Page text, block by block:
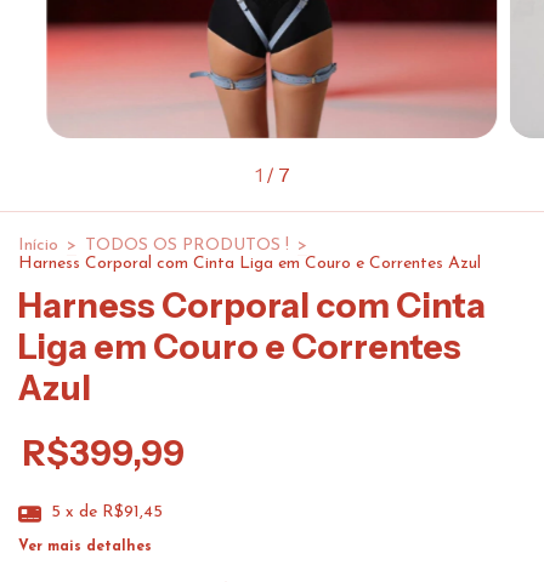
1 / 7
Início > TODOS OS PRODUTOS ! >
Harness Corporal com Cinta Liga em Couro e Correntes Azul
Harness Corporal com Cinta
Liga em Couro e Correntes
Azul
R$399,99
5 x de R$91,45
Ver mais detalhes